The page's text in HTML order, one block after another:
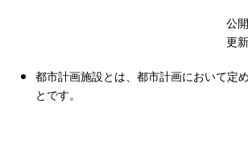
公
更
都市計画施設とは、都市計画において定
とです。